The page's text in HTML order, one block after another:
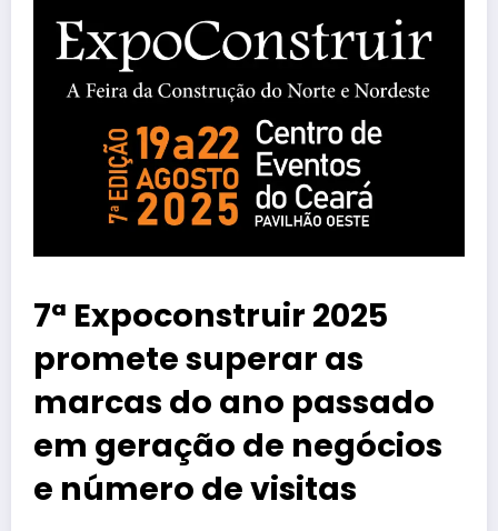
7ª Expoconstruir 2025
promete superar as
marcas do ano passado
em geração de negócios
e número de visitas